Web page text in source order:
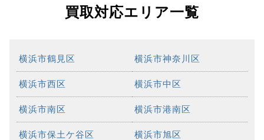
買取対応エリア一覧
横浜市鶴見区 横浜市神奈川区
横浜市西区 横浜市中区
横浜市南区 横浜市港南区
横浜市保土ケ谷区 横浜市旭区